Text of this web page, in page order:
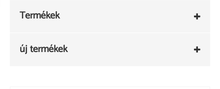
Termékek
új termékek